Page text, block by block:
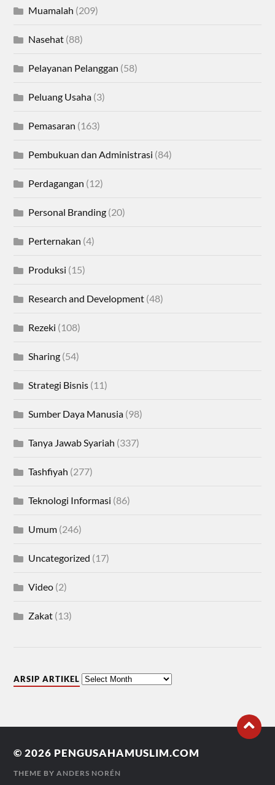
Muamalah (209)
Nasehat (88)
Pelayanan Pelanggan (58)
Peluang Usaha (3)
Pemasaran (163)
Pembukuan dan Administrasi (84)
Perdagangan (12)
Personal Branding (20)
Perternakan (4)
Produksi (15)
Research and Development (48)
Rezeki (108)
Sharing (54)
Strategi Bisnis (11)
Sumber Daya Manusia (98)
Tanya Jawab Syariah (337)
Tashfiyah (277)
Teknologi Informasi (86)
Umum (246)
Uncategorized (17)
Video (2)
Zakat (13)
ARSIP ARTIKEL
© 2026 PENGUSAHAMUSLIM.COM
THEME BYANDERS NORÉN